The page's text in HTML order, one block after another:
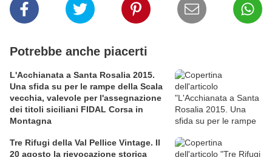
Potrebbe anche piacerti
L'Acchianata a Santa Rosalia 2015.
Una sfida su per le rampe della Scala
vecchia, valevole per l'assegnazione
dei titoli siciliani FIDAL Corsa in
Montagna
Tre Rifugi della Val Pellice Vintage. Il
20 agosto la rievocazione storica